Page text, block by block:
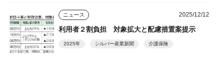
ニュース 2025/12/12
利用者２割負担 対象拡大と配慮措置案提示
2025年 シルバー産業新聞 介護保険